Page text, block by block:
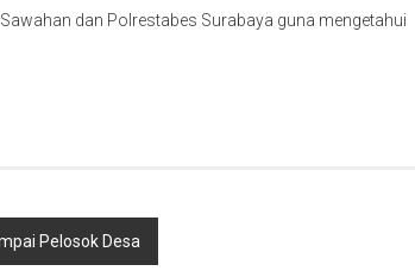
dan Polrestabes Surabaya guna mengetahui
Pelosok Desa